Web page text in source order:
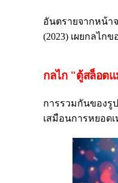
อันตรายจากหน้า
(2023) เผยกลไก
กลไก "ตู้สล็อต
การรวมกันของรู
เสมือนการหยอด